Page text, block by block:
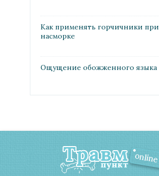
Как применять горчичники при
насморке
Ощущение обожженного языка